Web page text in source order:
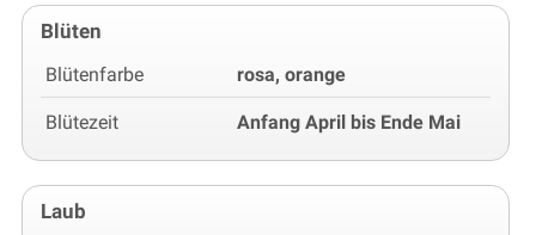
Blüten
Blütenfarbe rosa, orange
Blütezeit Anfang April bis Ende Mai
Laub